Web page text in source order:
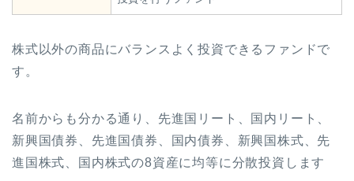
株式以外の商品にバランスよく投資できるファンドで
す。
名前からも分かる通り、先進国リート、国内リート、
新興国債券、先進国債券、国内債券、新興国株式、先
進国株式、国内株式の8資産に均等に分散投資します